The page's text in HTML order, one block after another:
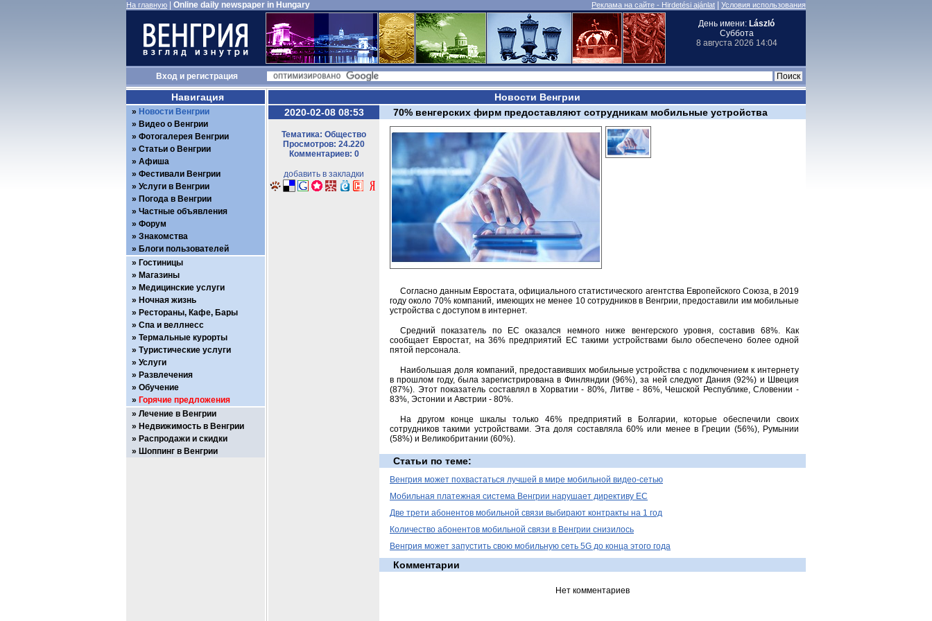
На главную Online daily newspaper in Hungary Реклама на сайте - Hirdetési ajánlat Условия использования
День имени: László
Суббота
8 августа 2026 14:04
Входи регистрация
Новости Венгрии
2020-02-08 08:53
Тематика: Общество
Просмотров: 24.220
Комментариев: 0
добавить в закладки
70% венгерских фирм предоставляют сотрудникам мобильные устройства
Согласно данным Евростата, официального статистического агентства Европейского Союза, в 2019
году около 70% компаний, имеющих не менее 10 сотрудников в Венгрии, предоставили им мобильные
устройства с доступом в интернет.
Средний показатель по ЕС оказался немного ниже венгерского уровня, составив 68%. Как
сообщает Евростат, на 36% предприятий ЕС такими устройствами было обеспечено более одной
пятой персонала.
Наибольшая доля компаний, предоставивших мобильные устройства с подключением к интернету
в прошлом году, была зарегистрирована в Финляндии (96%), за ней следуют Дания (92%) и Швеция
(87%). Этот показатель составлял в Хорватии - 80%, Литве - 86%, Чешской Республике, Словении -
83%, Эстонии и Австрии - 80%.
На другом конце шкалы только 46% предприятий в Болгарии, которые обеспечили своих
сотрудников такими устройствами. Эта доля составляла 60% или менее в Греции (56%), Румынии
(58%) и Великобритании (60%).
Статьи по теме:
Венгрия может похвастаться лучшей в мире мобильной видео-сетью
Мобильная платежная система Венгрии нарушает директиву ЕС
Две трети абонентов мобильной связи выбирают контракты на 1 год
Количество абонентов мобильной связи в Венгрии снизилось
Венгрия может запустить свою мобильную сеть 5G до конца этого года
Комментарии
Нет комментариев
Навигация
Новости Венгрии
Видео о Венгрии
Фотогалерея Венгрии
Статьи о Венгрии
Афиша
Фестивали Венгрии
Услуги в Венгрии
Погода в Венгрии
Частные объявления
Форум
Знакомства
Блоги пользователей
Гостиницы
Магазины
Медицинские услуги
Ночная жизнь
Рестораны, Кафе, Бары
Спа и веллнесс
Термальные курорты
Туристические услуги
Услуги
Развлечения
Обучение
Горячие предложения
Лечение в Венгрии
Недвижимость в Венгрии
Распродажи и скидки
Шоппинг в Венгрии